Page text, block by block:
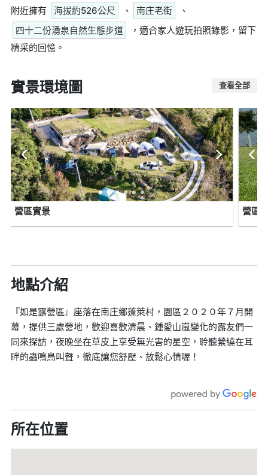
附近擁有 海拔約526公尺 、 南庄老街
、
四十二份湧泉自然生態步道
，適合家人遊玩拍照錄影，留下
精采的回憶。
實景環境圖 查看全部
營區實景 營區
地點介紹
『如是露營區』座落在南庄鄉蓬萊村，園區２０２０年７月開
幕，提供三處營地，歡迎喜歡清晨、鍾愛山嵐變化的露友們一
同來探訪，夜晚坐在草皮上享受無光害的星空，聆聽縈繞在耳
畔的蟲鳴鳥叫聲，徹底讓您舒壓、放鬆心情喔！
所在位置